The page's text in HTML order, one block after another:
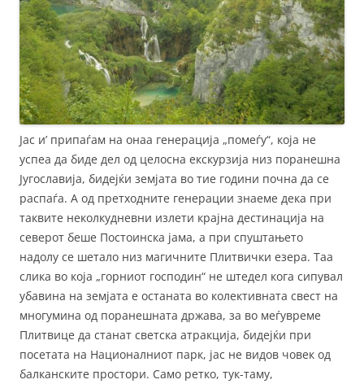
Јас и’ припаѓам на онаа генерација „помеѓу“, која не
успеа да биде дел од целосна екскурзија низ поранешна
Југославија, бидејќи земјата во тие години почна да се
распаѓа. А од претходните генерации знаеме дека при
таквите неколкудневни излети крајна дестинација на
северот беше Постоинска јама, а при спуштањето
надолу се шетало низ магичните Плитвички езера. Таа
слика во која „горниот господин“ не штедел кога сипувал
убавина на земјата е останата во колективната свест на
многумина од поранешната држава, за во меѓувреме
Плитвице да станат светска атракција, бидејќи при
посетата на Националниот парк, јас не видов човек од
балканските простори. Само ретко, тук-таму,